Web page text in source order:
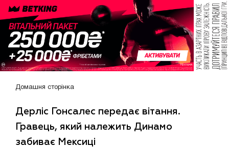
Домашня сторінка
Дерліс Гонсалес передає вітання.
Гравець, який належить Динамо
забиває Мексиці